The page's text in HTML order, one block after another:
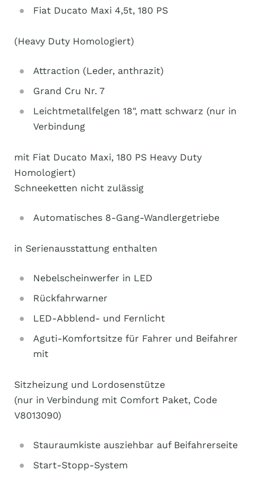
Fiat Ducato Maxi 4,5t, 180 PS
(Heavy Duty Homologiert)
Attraction (Leder, anthrazit)
Grand Cru Nr. 7
Leichtmetallfelgen 18", matt schwarz (nur in
Verbindung
mit Fiat Ducato Maxi, 180 PS Heavy Duty
Homologiert)
Schneeketten nicht zulässig
Automatisches 8-Gang-Wandlergetriebe
in Serienausstattung enthalten
Nebelscheinwerfer in LED
Rückfahrwarner
LED-Abblend- und Fernlicht
Aguti-Komfortsitze für Fahrer und Beifahrer
mit
Sitzheizung und Lordosenstütze
(nur in Verbindung mit Comfort Paket, Code
V8013090)
Stauraumkiste ausziehbar auf Beifahrerseite
Start-Stopp-System